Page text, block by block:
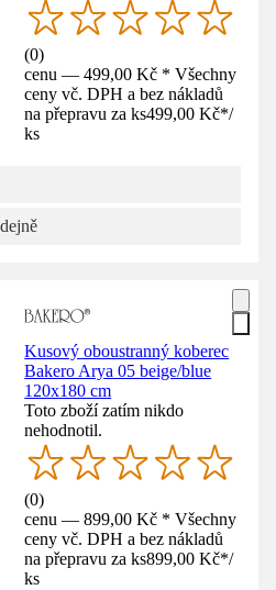
(0)
cenu — 499,00 Kč * Všechny
ceny vč. DPH a bez nákladů
na přepravu za ks499,00 Kč*/
ks
Kusový oboustranný koberec
Bakero Arya 05 beige/blue
120x180 cm
Toto zboží zatím nikdo
nehodnotil.
(0)
cenu — 899,00 Kč * Všechny
ceny vč. DPH a bez nákladů
na přepravu za ks899,00 Kč*/
ks